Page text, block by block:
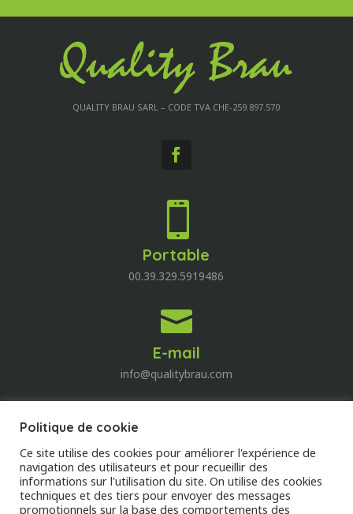
QUALITY BRAU SARL – CODE TVA CHE-259.897.570

Portable
00.39.329.5919486

E-mail
info@qualitybrau.com
Quality Wine
Découvrez le monde du vin!
DECOUVREZ
Politique de cookie
Ce site utilise des cookies pour améliorer l'expérience de
navigation des utilisateurs et pour recueillir des
informations sur l'utilisation du site. On utilise des cookies
techniques et des tiers pour envoyer des messages
promotionnels sur la base des comportements des